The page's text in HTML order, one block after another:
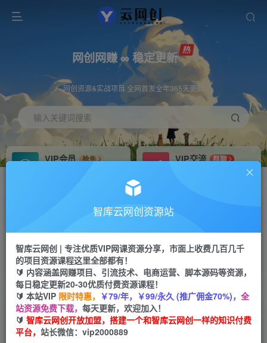
网创网赚 ∞ 稳定更新
网创资源&实战项目 全网首发全年365天更新
输入关键词搜索
VIP会员
抢先
VIP交流
群聊
研究探讨更多创业项目路子。
会员专属推广链接
网赚网创 项目
365天稳定跟新
APP下载
GO
首页 创业课程 会员免费 正文
2024年家居建材行业，用短视频实现装修客户翻
10倍
智库云网创资源站
智库云网创 | 专注优质VIP网课资源分享，市面上收费几百几千
的项目资源课程这里全部都有！
🔰 内容涵盖网赚项目、引流技术、电商运营、脚本源码等资源，
每日稳定更新20-30优质付费资源课程！
🔰 本站VIP 限时特惠， ￥79/年，￥99/永久 (推广佣金70%)， 全
站资源免费下载， 每天更新，欢迎加入！
🔰 智库云网创开放加盟，搭建一个和智库云网创一样的知识付费
平台， 站长微信：vip2000889